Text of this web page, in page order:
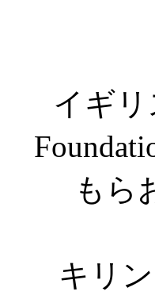
イギリ
もら
キリ